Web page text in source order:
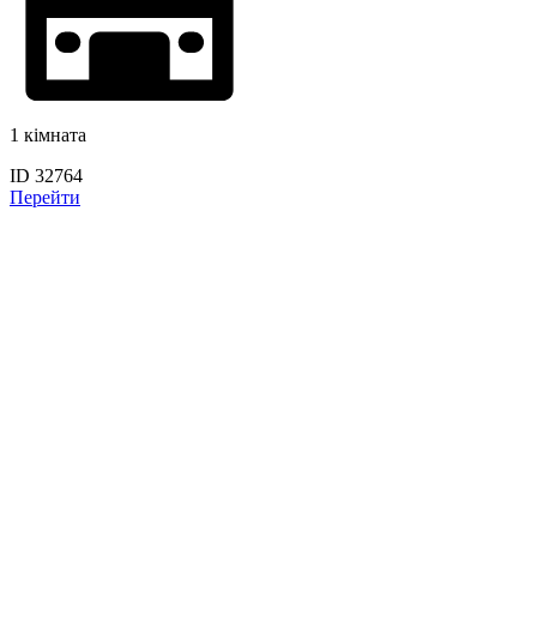
1 кімната
ID 32764
Перейти